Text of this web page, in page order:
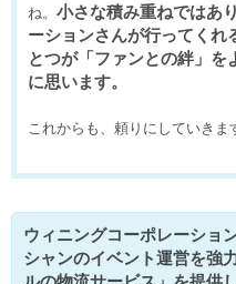
ね。 小さな積み重ねではあ
ーションさんが行ってくれ
とつが「ファンとの絆」を
に思います。
これからも、頼りにしていきま
ウィニングコーポレーショ
シャンのイベント運営を強